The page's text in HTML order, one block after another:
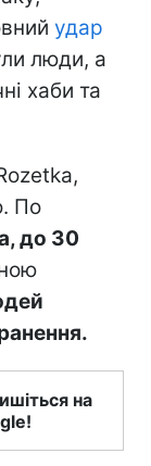
удар
люди, а
хаби та
По
до 30
на